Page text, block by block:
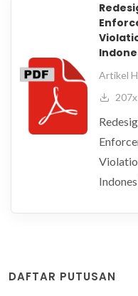
Artikel
207x
DAFTAR PUTUSAN